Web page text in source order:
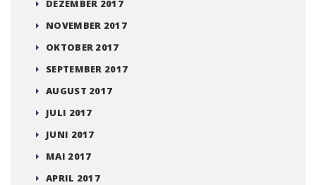
DEZEMBER 2017
NOVEMBER 2017
OKTOBER 2017
SEPTEMBER 2017
AUGUST 2017
JULI 2017
JUNI 2017
MAI 2017
APRIL 2017